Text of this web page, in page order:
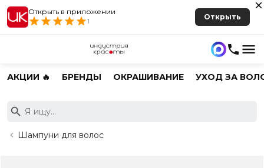
Открыть в приложении
1
Открыть
АКЦИИ 🔥 БРЕНДЫ ОКРАШИВАНИЕ УХОД ЗА
Шампуни для волос